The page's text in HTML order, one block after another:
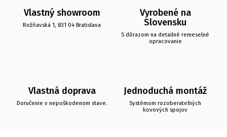
Vlastný showroom
Rožňavská 1, 831 04 Bratislava
Vyrobené na
Slovensku
S dôrazom na detailné remeselné
opracovanie
Vlastná doprava
Doručenie v nepoškodenom stave.
Jednoduchá montáž
Systémom rozoberateľných
kovových spojov